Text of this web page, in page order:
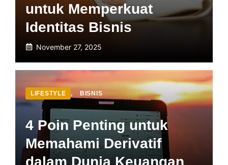
untuk Memperkuat
Identitas Bisnis
November 27, 2025
LIFESTYLE , BISNIS
4 Poin Penting untuk
Memahami Derivatif
dalam Dunia Keuangan